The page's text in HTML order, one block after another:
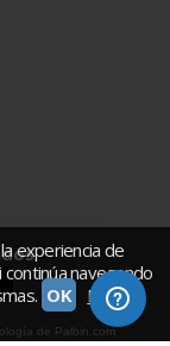
de Palbin.com
experiencia de
navegando
OK
Más